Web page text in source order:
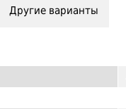
Другие варианты